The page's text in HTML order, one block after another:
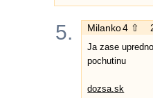
5. Milanko4 ⇧
Ja zase
pochutinu
dozsa.sk